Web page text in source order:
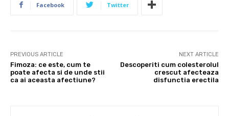
Facebook Twitter
PREVIOUS ARTICLE
Fimoza: ce este, cum te
poate afecta si de unde stii
ca ai aceasta afectiune?
NEXT ARTICLE
Descoperiti cum colesterolul
crescut afecteaza
disfunctia erectila